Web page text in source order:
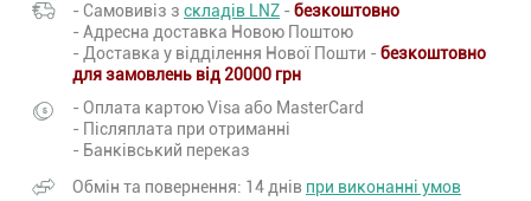
- Самовивіз з складів LNZ - безкоштовно
- Адресна доставка Новою Поштою
- Доставка у відділення Нової Пошти - безкоштовно
для замовлень від 20000 грн
- Оплата картою Visa або MasterCard
- Післяплата при отриманні
- Банківський переказ
Обмін та повернення: 14 днів при виконанні умов